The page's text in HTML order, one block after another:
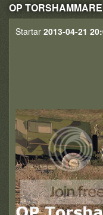
OP TORSHAMMARE
Startar 2013-04-21